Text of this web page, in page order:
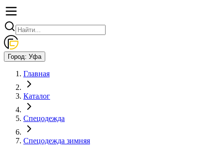
Город: Уфа
Главная
Каталог
Спецодежда
Спецодежда зимняя